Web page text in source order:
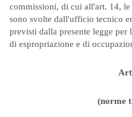
commissioni, di cui all'art. 14, le
sono svolte dall'ufficio tecnico
previsti dalla presente legge per
di espropriazione e di
(norme